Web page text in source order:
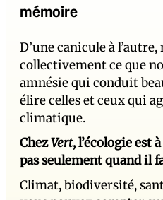
mémoire
D’une canicule à
collectivement ce que
amnésie qui conduit
élire celles et ceux qui
climatique.
ChezVert, l’écologie est
pas seulement quand il
Climat, biodiversité,